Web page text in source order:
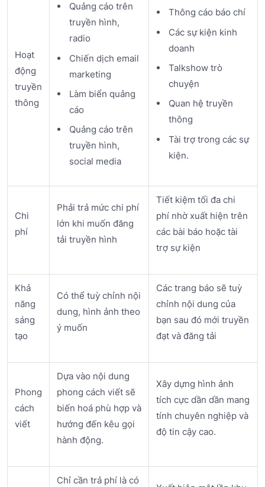
Hoạt
động
truyền
thông
Quảng cáo trên
truyền hình,
radio
Chiến dịch email
marketing
Làm biển quảng
cáo
Quảng cáo trên
truyền hình,
social media
Thông cáo báo chí
Các sự kiện kinh
doanh
Talkshow trò
chuyện
Quan hệ truyền
thông
Tài trợ trong các sự
kiện.
Chi
phí
Phải trả mức chi phí
lớn khi muốn đăng
tải truyền hình
Tiết kiệm tối đa chi
phí nhờ xuất hiện trên
các bài báo hoặc tài
trợ sự kiện
Khả
năng
sáng
tạo
Có thể tuỳ chỉnh nội
dung, hình ảnh theo
ý muốn
Các trang báo sẽ tuỳ
chỉnh nội dung của
bạn sau đó mới truyền
đạt và đăng tải
Phong
cách
viết
Dựa vào nội dung
phong cách viết sẽ
biến hoá phù hợp và
hướng đến kêu gọi
hành động.
Xây dựng hình ảnh
tích cực dần dần mang
tính chuyên nghiệp và
độ tin cậy cao.
Chỉ cần trả phí là có